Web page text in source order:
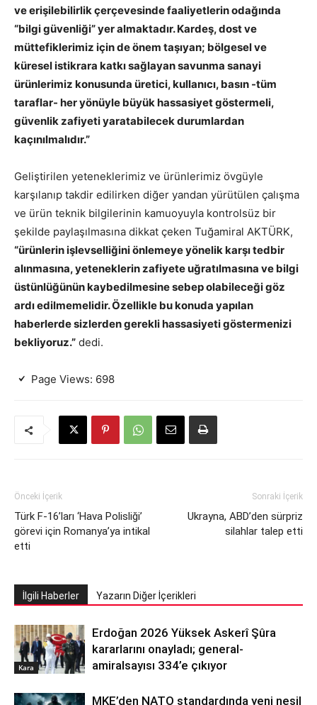
ve erişilebilirlik çerçevesinde faaliyetlerin odağında
“bilgi güvenliği” yer almaktadır. Kardeş, dost ve
müttefiklerimiz için de önem taşıyan; bölgesel ve
küresel istikrara katkı sağlayan savunma sanayi
ürünlerimiz konusunda üretici, kullanıcı, basın -tüm
taraflar- her yönüyle büyük hassasiyet göstermeli,
güvenlik zafiyeti yaratabilecek durumlardan
kaçınılmalıdır.”
Geliştirilen yeteneklerimiz ve ürünlerimiz övgüyle
karşılanıp takdir edilirken diğer yandan yürütülen çalışma
ve ürün teknik bilgilerinin kamuoyuyla kontrolsüz bir
şekilde paylaşılmasına dikkat çeken Tuğamiral AKTÜRK,
“ürünlerin işlevselliğini önlemeye yönelik karşı tedbir
alınmasına, yeteneklerin zafiyete uğratılmasına ve bilgi
üstünlüğünün kaybedilmesine sebep olabileceği göz
ardı edilmemelidir. Özellikle bu konuda yapılan
haberlerde sizlerden gerekli hassasiyeti göstermenizi
bekliyoruz.” dedi.
Page Views: 698
Önceki İçerik
Türk F-16’ları ‘Hava Polisliği’
görevi için Romanya’ya intikal
etti
Sonraki İçerik
Ukrayna, ABD’den sürpriz
silahlar talep etti
İlgili Haberler Yazarın Diğer İçerikleri
Kara
Erdoğan 2026 Yüksek Askerî Şûra
kararlarını onayladı; general-
amiralsayısı 334’e çıkıyor
MKE’den NATO standardında yeni nesil